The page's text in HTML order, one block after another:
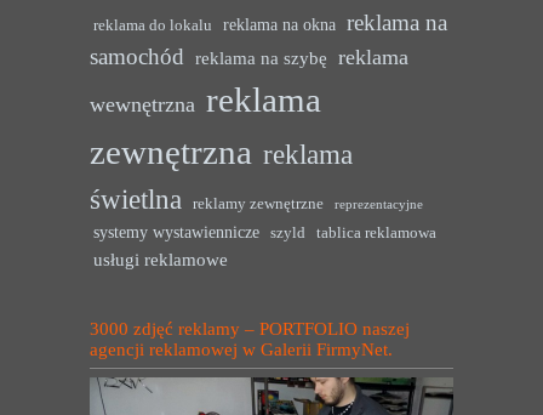
reklama do lokalu reklama na okna reklama na
samochód reklama na szybę reklama
wewnętrzna reklama
zewnętrzna reklama
świetlna
reklamy zewnętrzne reprezentacyjne
systemy wystawiennicze szyld tablica reklamowa
usługi reklamowe
3000 zdjęć reklamy – PORTFOLIO naszej
agencji reklamowej w Galerii FirmyNet.